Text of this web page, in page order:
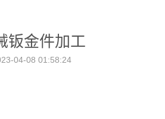
钣金件加工
04-08 01:58:24